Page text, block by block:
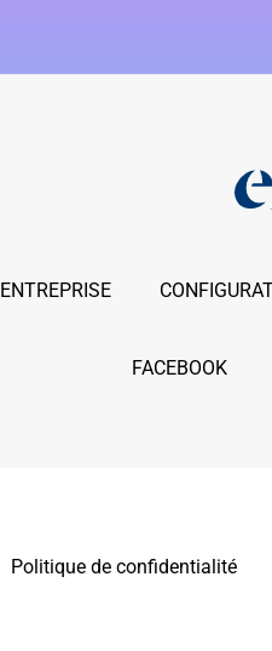
ENTREPRISE
FACEBOOK
Politique de confidentialité